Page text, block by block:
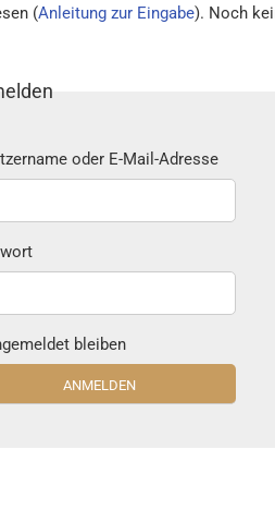
(Anleitung zur Eingabe). Noch
oder E-Mail-Adresse
bleiben